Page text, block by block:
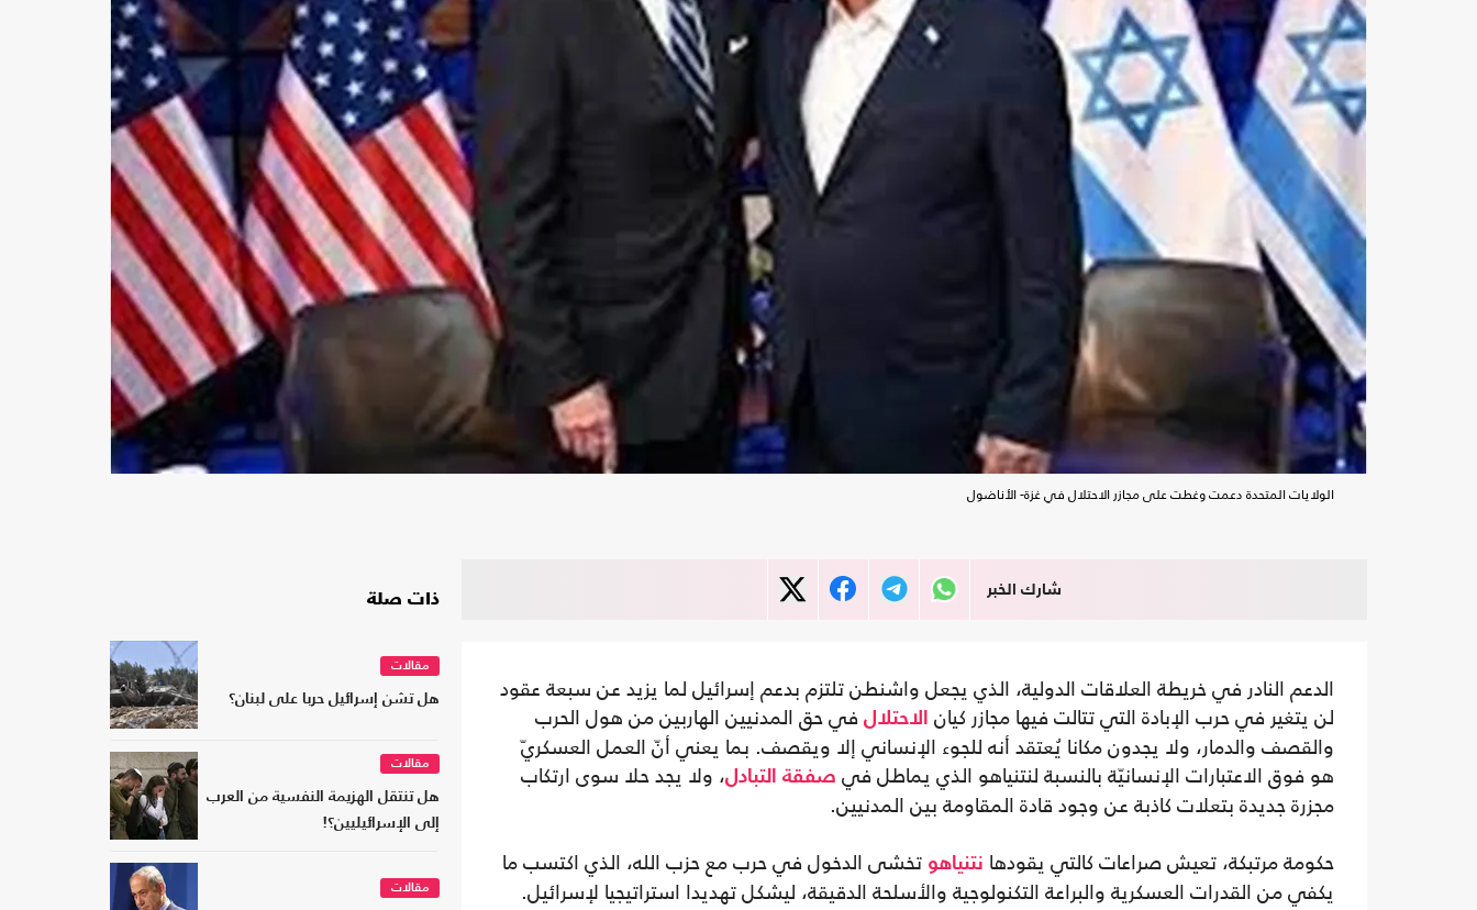
الولايات المتحدة دعمت وغطت على مجازر الاحتلال في غزة- الأناضول
شارك الخبر
الدعم النادر في خريطة العلاقات الدولية، الذي يجعل واشنطن تلتزم بدعم إسرائيل لما يزيد عن سبعة عقود
لن يتغير في حرب الإبادة التي تتالت فيها مجازر كيان
الاحتلال في حق المدنيين الهاربين من هول الحرب
والقصف والدمار، ولا يجدون مكانا يُعتقد أنه للجوء الإنساني إلا ويقصف. بما يعني أنّ العمل العسكريّ
هو فوق الاعتبارات الإنسانيّة بالنسبة لنتنياهو الذي يماطل في صفقة التبادل، ولا يجد حلا سوى ارتكاب
مجزرة جديدة بتعلات كاذبة عن وجود قادة المقاومة بين المدنيين.
حكومة مرتبكة، تعيش صراعات كالتي يقودها نتنياهو تخشى الدخول في حرب مع حزب الله، الذي اكتسب ما
يكفي من القدرات العسكرية والبراعة التكنولوجية والأسلحة الدقيقة، ليشكل تهديدا استراتيجيا لإسرائيل.
ذات صلة
مقالات
هل تشن إسرائيل حربا على لبنان؟
مقالات
هل تنتقل الهزيمة النفسية من العرب
إلى الإسرائيليين؟!
مقالات